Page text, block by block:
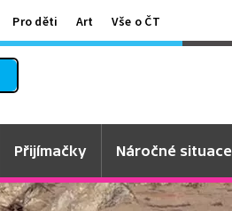
Pro děti Art Vše o ČT
Přijímačky Náročné situace